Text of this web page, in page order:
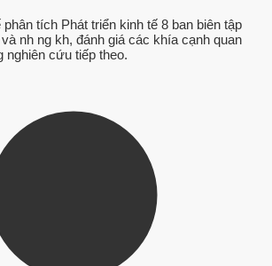
tích Phát triển kinh tế 8 ban biên tập
nh ng kh, đánh giá các khía cạnh quan
nghiên cứu tiếp theo.